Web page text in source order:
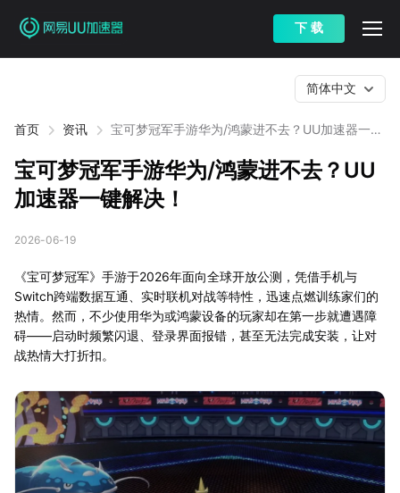
下 载
首页 资讯
宝可梦冠军手游华为/鸿蒙进不去？UU加速器一键
简体中文
宝可梦冠军手游华为/鸿蒙进不去？UU
加速器一键解决！
2026-06-19
《宝可梦冠军》手游于2026年面向全球开放公测，凭借手机与
Switch跨端数据互通、实时联机对战等特性，迅速点燃训练家们的
热情。然而，不少使用华为或鸿蒙设备的玩家却在第一步就遭遇障
碍——启动时频繁闪退、登录界面报错，甚至无法完成安装，让对
战热情大打折扣。